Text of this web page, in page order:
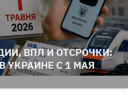
ВПЛ И ОТСРОЧКИ:
УКРАИНЕ С 1 МАЯ